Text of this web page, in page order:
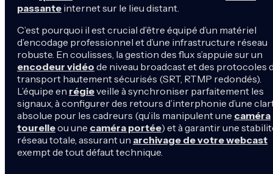
passante internet sur le lieu distant.
C’est pourquoi il est crucial d’être équipé d’un matériel
d’encodage professionnel et d’une infrastructure réseau
robuste. En coulisses, la gestion des flux s’appuie sur un
encodeur vidéo de niveau broadcast et des protocoles
transport hautement sécurisés (SRT, RTMP redondés).
L’équipe en régieveille à synchroniser parfaitement les
signaux, à configurer des retours d’interphonie d’une
absolue pour les cadreurs (qu’ils manipulent une caméra
tourelleou une caméra portée) et à garantir une
réseau totale, assurant un archivage de votre webcast
exempt de tout défaut technique.